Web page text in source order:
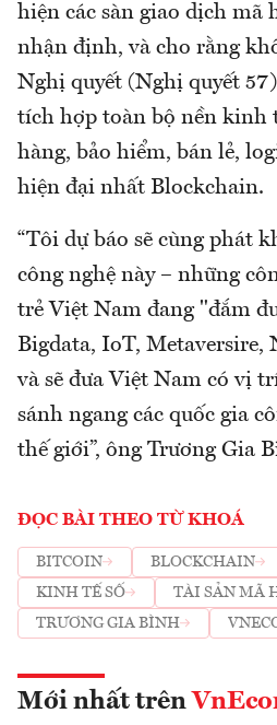
hiện các sàn giao dịch mã
nhận định, và cho rằng
Nghị quyết (Nghị quyết
tích hợp toàn bộ nền kinh
hàng, bảo hiểm, bán lẻ,
hiện đại nhất Blockchain.
“Tôi dự báo sẽ cùng phát
công nghệ này – những
trẻ Việt Nam đang "đắm
Bigdata, IoT, Metaversire,
và sẽ đưa Việt Nam có vị
sánh ngang các quốc gia
thế giới”, ông Trương Gia
ĐỌC BÀI THEO TỪ KHOÁ
BITCOIN BLOCKCHAIN
KINH TẾ SỐ
TÀI SẢN MÃ
TRƯƠNG GIA BÌNH
Mới nhất trên